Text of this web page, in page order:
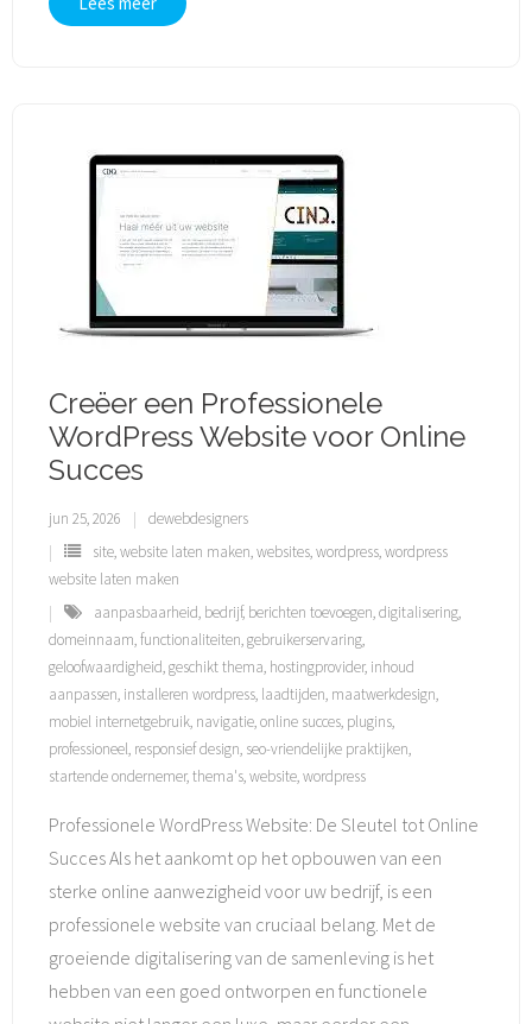
Creëer een Professionele
WordPress Website voor Online
Succes
jun 25, 2026
dewebdesigners
site,website laten maken,websites,wordpress,wordpress
website laten maken
aanpasbaarheid, bedrijf, berichten toevoegen,digitalisering,
domeinnaam,functionaliteiten,gebruikerservaring,
geloofwaardigheid,geschikt thema, hostingprovider, inhoud
aanpassen, installeren wordpress, laadtijden, maatwerkdesign,
mobiel internetgebruik, navigatie,online succes, plugins,
professioneel, responsief design, seo-vriendelijke praktijken,
startende ondernemer,thema's,website,wordpress
Professionele WordPress Website: De Sleutel tot Online
Succes Als het aankomt op het opbouwen van een
sterke online aanwezigheid voor uw bedrijf, is een
professionele website van cruciaal belang. Met de
groeiende digitalisering van de samenleving is het
hebben van een goed ontworpen en functionele